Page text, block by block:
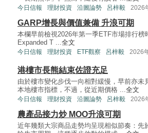
今日信報 理財投資 沿圖論勢 呂梓毅 2026
GARP增長與價值兼備 升浪可期
本欄早前檢視2026年第一季ETF市場排行
Expanded T ...全文
今日信報 理財投資 ETF觀察 呂梓毅 2026
港樓市長熊結束佐證充足
由於樓市變化步伐一向相對緩慢，早前亦
本地樓市指標，不過，從近期價格 ...全文
今日信報 理財投資 沿圖論勢 呂梓毅 2026
農產品接力炒 MOO升浪可期
近年幾類大宗商品走勢均呈現相似節奏：